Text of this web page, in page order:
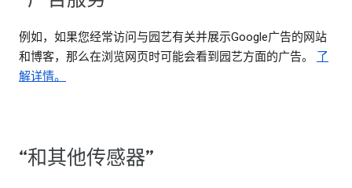
例如，如果您经常访问与园艺有关并展示Google广告的网站
和博客，那么在浏览网页时可能会看到园艺方面的广告。 了
解详情。
“和其他传感器”